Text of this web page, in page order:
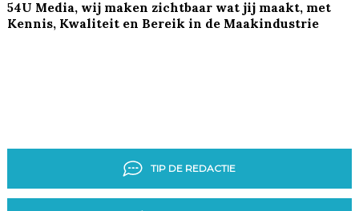
54U Media, wij maken zichtbaar wat jij maakt, met
Kennis, Kwaliteit en Bereik in de Maakindustrie
TIP DE REDACTIE